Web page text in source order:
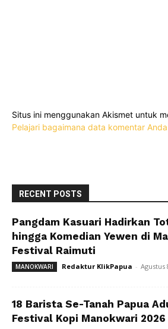
Situs ini menggunakan Akismet untuk
Pelajari bagaimana data komentar
RECENT POSTS
Pangdam Kasuari Hadirkan
hingga Komedian Yewen di
Festival Raimuti
MANOKWARI Redaktur KlikPapua - Agustus
18 Barista Se-Tanah Papua
Festival Kopi Manokwari 2026